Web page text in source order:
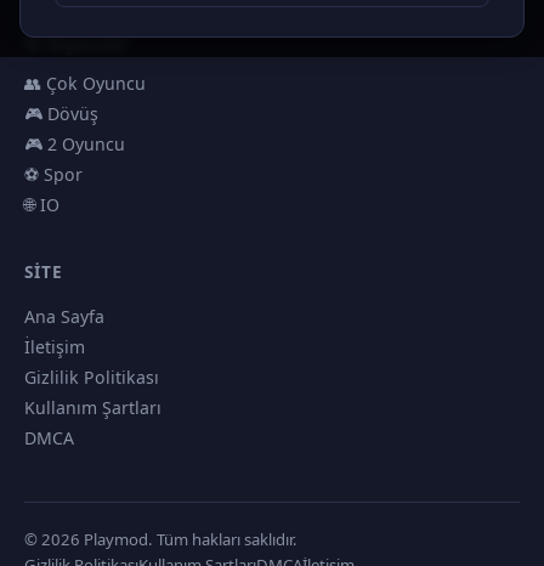
🎮 Erkekler
🎯 Nişancılık
👥 Çok Oyuncu
🎮 Dövüş
🎮 2 Oyuncu
⚽ Spor
🌐 IO
SITE
Ana Sayfa
İletişim
Gizlilik Politikası
Kullanım Şartları
DMCA
© 2026 Playmod. Tüm hakları saklıdır.